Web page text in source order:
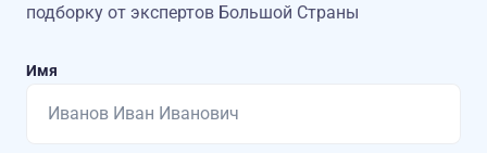
подборку от экспертов Большой Страны
Имя